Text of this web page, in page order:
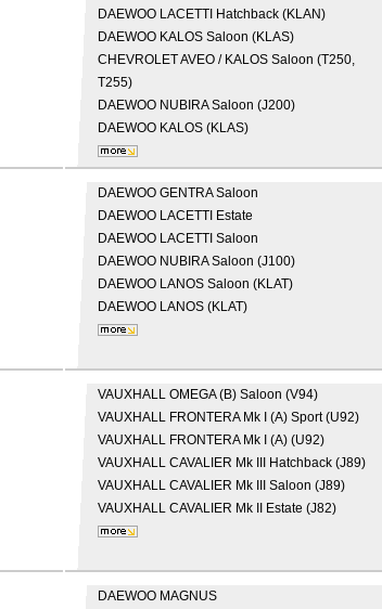
DAEWOO LACETTI Hatchback (KLAN)
DAEWOO KALOS Saloon (KLAS)
CHEVROLETAVEO / KALOS Saloon (T250,
T255)
DAEWOO NUBIRA Saloon (J200)
DAEWOO KALOS (KLAS)
DAEWOO GENTRA Saloon
DAEWOO LACETTI Estate
DAEWOO LACETTI Saloon
DAEWOO NUBIRA Saloon (J100)
DAEWOO LANOS Saloon (KLAT)
DAEWOO LANOS (KLAT)
VAUXHALL OMEGA (B) Saloon (V94)
VAUXHALL FRONTERA Mk I (A) Sport (U92)
VAUXHALL FRONTERA Mk I (A) (U92)
VAUXHALL CAVALIER Mk III Hatchback (J89)
VAUXHALL CAVALIER Mk III Saloon (J89)
VAUXHALL CAVALIER Mk II Estate (J82)
DAEWOO MAGNUS